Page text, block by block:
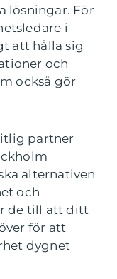
lösningar. För
i
att hålla sig
och
också gör
partner
alternativen
och
de till att ditt
för att
dygnet